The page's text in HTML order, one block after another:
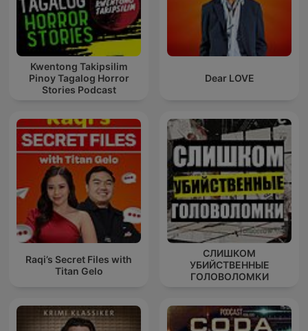
Kwentong Takipsilim
Pinoy Tagalog Horror
Stories Podcast
Dear LOVE
Raqi’s Secret Files with
Titan Gelo
СЛИШКОМ
УБИЙСТВЕННЫЕ
ГОЛОВОЛОМКИ